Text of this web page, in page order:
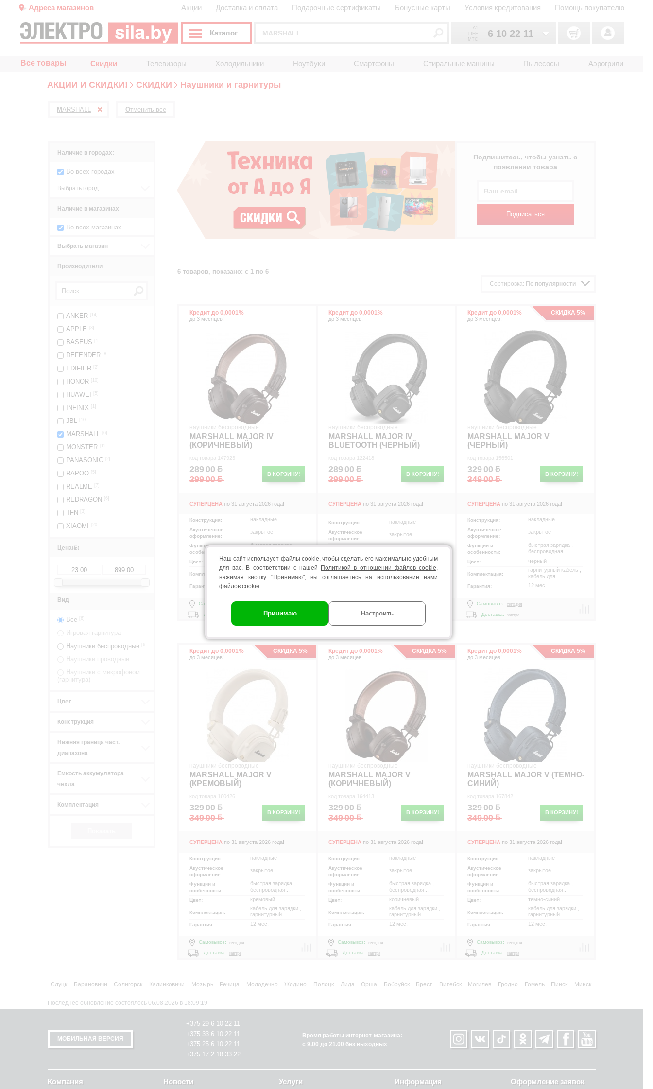
Адреса магазинов Акции Доставка и оплата Подарочные сертификаты Бонусные карты Условия кредитования Помощь покупателю
Каталог
A1
LIFE
MTC
6 10 22 11
Все товары Скидки Телевизоры Холодильники Ноутбуки Смартфоны Стиральные машины Пылесосы Аэрогрили
АКЦИИ И СКИДКИ! СКИДКИ Наушники и гарнитуры
MARSHALL Отменить все
Подпишитесь, чтобы узнать о
появлении товара
Подписаться
Наличие в городах:
Во всех городах
Выбрать город
Наличие в магазинах:
Во всех магазинах
Выбрать магазин
Производители
ANKER
APPLE
BASEUS
DEFENDER
EDIFIER
HONOR
HUAWEI [5]
INFINIX
JBL
MARSHALL
MONSTER
PANASONIC
RAPOO [5]
REALME
REDRAGON
TFN
XIAOMI
Цена( )
Вид
Все
Игровая гарнитура
Наушники беспроводные
Наушники проводные
Наушники с микрофоном
(гарнитура)
Цвет
Конструкция
Нижняя граница част.
диапазона
Емкость аккумулятора
чехла
Комплектация
6 товаров, показано: с 1 по 6
Сортировка: По популярности
Кредит до 0,0001%
до 3 месяцев!
наушники беспроводные
MARSHALL MAJOR IV
(КОРИЧНЕВЫЙ)
код товара 147923
В КОРЗИНУ!
289.00
299.00
СУПЕРЦЕНА по 31 августа 2026 года!
Конструкция: накладные
Акустическое
оформление:
закрытое
Функции и
особенности:
быстрая зарядка ,
Цвет: коричневый
Комплектация:
гарнитурный кабель ,
кабель для...
Гарантия: 12 мес.
Самовывоз:
сегодня
Доставка:
Кредит до 0,0001%
до 3 месяцев!
наушники беспроводные
MARSHALL MAJOR IV
BLUETOOTH (ЧЕРНЫЙ)
код товара 122418
В КОРЗИНУ!
289.00
299.00
СУПЕРЦЕНА по 31 августа 2026 года!
Конструкция: накладные
Акустическое
оформление:
закрытое
быстрая зарядка ,
Самовывоз:
Доставка:
завтра
Кредит до 0,0001%
до 3 месяцев!
СКИДКА 5%
наушники беспроводные
MARSHALL MAJOR V
(ЧЕРНЫЙ)
код товара 156501
В КОРЗИНУ!
329.00
349.00
СУПЕРЦЕНА по 31 августа 2026 года!
Конструкция: накладные
Акустическое
оформление:
закрытое
Функции и
особенности:
быстрая зарядка ,
беспроводная...
Цвет: черный
Комплектация:
гарнитурный кабель ,
кабель для...
Гарантия: 12 мес.
Самовывоз: сегодня
Доставка:
завтра
Кредит до 0,0001%
до 3 месяцев!
СКИДКА 5%
наушники беспроводные
MARSHALL MAJOR V
(КРЕМОВЫЙ)
код товара 160426
В КОРЗИНУ!
329.00
349.00
СУПЕРЦЕНА по 31 августа 2026 года!
Конструкция: накладные
Акустическое
оформление:
закрытое
Функции и
особенности:
быстрая зарядка ,
беспроводная...
Цвет: кремовый
Комплектация:
кабель для зарядки ,
гарнитурный...
Гарантия: 12 мес.
Самовывоз: сегодня
Доставка:
завтра
Кредит до 0,0001%
до 3 месяцев!
СКИДКА 5%
наушники беспроводные
MARSHALL MAJOR V
(КОРИЧНЕВЫЙ)
код товара 164413
В КОРЗИНУ!
329.00
349.00
СУПЕРЦЕНА по 31 августа 2026 года!
Конструкция: накладные
Акустическое
оформление:
закрытое
Функции и
особенности:
быстрая зарядка ,
беспроводная...
Цвет: коричневый
Комплектация:
кабель для зарядки ,
гарнитурный...
Гарантия: 12 мес.
Самовывоз: сегодня
Доставка:
завтра
Кредит до 0,0001%
до 3 месяцев!
СКИДКА 5%
наушники беспроводные
MARSHALL MAJOR V (ТЕМНО-
СИНИЙ)
код товара 167842
В КОРЗИНУ!
329.00
349.00
СУПЕРЦЕНА по 31 августа 2026 года!
Конструкция: накладные
Акустическое
оформление:
закрытое
Функции и
особенности:
быстрая зарядка ,
беспроводная...
Цвет: темно-синий
Комплектация:
кабель для зарядки ,
гарнитурный...
Гарантия: 12 мес.
Самовывоз: сегодня
Доставка:
завтра
Слуцк Барановичи Солигорск Калинковичи Мозырь Речица Молодечно Жодино Полоцк Лида Орша Бобруйск Брест Витебск Могилев Гродно Гомель Пинск Минск
Наш сайт использует файлы cookie, чтобы сделать его максимально удобным
для вас. В соответствии с нашей Политикой в отношении файлов cookie
нажимая кнопку "Принимаю", вы соглашаетесь на использование нами
файлов cookie.
Принимаю Настроить
Последнее обновление состоялось 06.08.2026 в 18:09:19
МОБИЛЬНАЯ ВЕРСИЯ
+375 29 6 10 22 11
+375 33 6 10 22 11
+375 25 6 10 22 11
+375 17 2 18 33 22
Время работы интернет-магазина:
с 9.00 до 21.00 без выходных
Компания Новости Услуги Информация Оформление заявок